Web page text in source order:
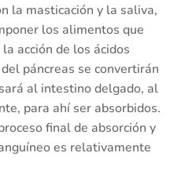
la masticación y la saliva,
los alimentos que
acción de los ácidos
páncreas se convertirán
al intestino delgado, al
para ahí ser absorbidos.
final de absorción y
es relativamente